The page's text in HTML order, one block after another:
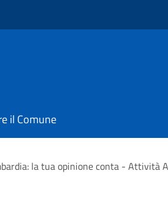
il Comune
la tua opinione conta - Attività